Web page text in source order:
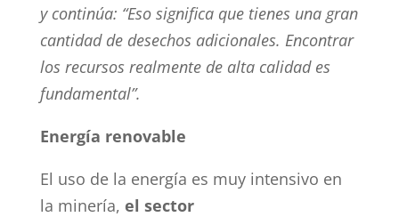
y continúa: “Eso significa que tienes una gran
cantidad de desechos adicionales. Encontrar
los recursos realmente de alta calidad es
fundamental”.
Energía renovable
El uso de la energía es muy intensivo en
la minería, el sector